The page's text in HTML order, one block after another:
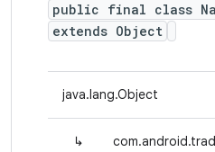
public final class
extends Object
java.lang.Object
↳